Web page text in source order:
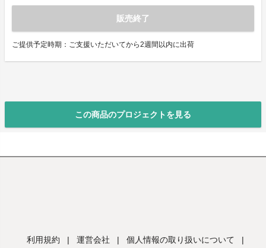
販売終了
ご提供予定時期：ご支援いただいてから2週間以内に出荷
この商品のプロジェクトを見る
利用規約 | 運営会社 | 個人情報の取り扱いについて |